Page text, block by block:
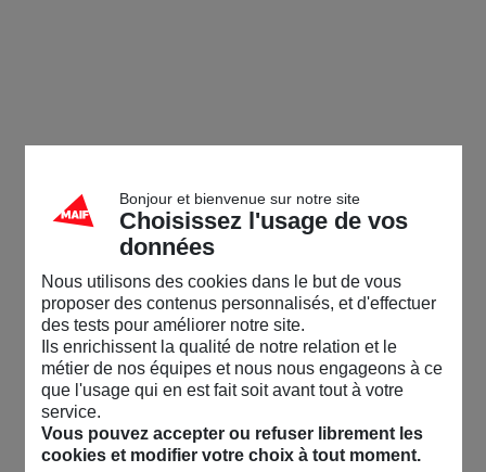
Bonjour et bienvenue sur notre site
Choisissez l'usage de vos
données
Nous utilisons des cookies dans le but de vous
proposer des contenus personnalisés, et d'effectuer
des tests pour améliorer notre site.
Ils enrichissent la qualité de notre relation et le
métier de nos équipes et nous nous engageons à ce
que l'usage qui en est fait soit avant tout à votre
service.
Vous pouvez accepter ou refuser librement les
cookies et modifier votre choix à tout moment.